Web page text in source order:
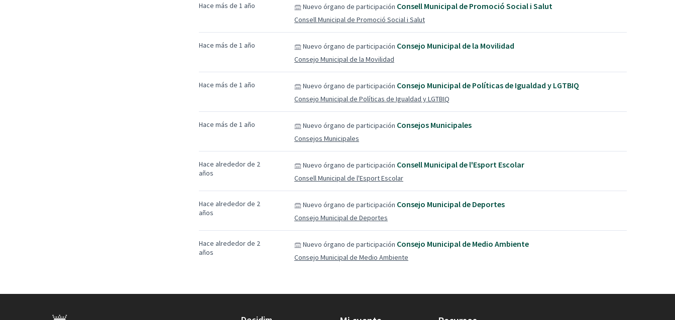
Hace más de 1 año Nuevo órgano de participación Consell Municipal de Promoció Social i Salut
Consell Municipal de Promoció Social i Salut
Hace más de 1 año Nuevo órgano de participación Consejo Municipal de la Movilidad
Consejo Municipal de la Movilidad
Hace más de 1 año Nuevo órgano de participación Consejo Municipal de Políticas de Igualdad y LGTBIQ
Consejo Municipal de Políticas de Igualdad y LGTBIQ
Hace más de 1 año Nuevo órgano de participación Consejos Municipales
Consejos Municipales
Hace alrededor de 2
años
Nuevo órgano de participación Consell Municipal de l'Esport Escolar
Consell Municipal de l'Esport Escolar
Hace alrededor de 2
años
Nuevo órgano de participación Consejo Municipal de Deportes
Consejo Municipal de Deportes
Hace alrededor de 2
años
Nuevo órgano de participación Consejo Municipal de Medio Ambiente
Consejo Municipal de Medio Ambiente